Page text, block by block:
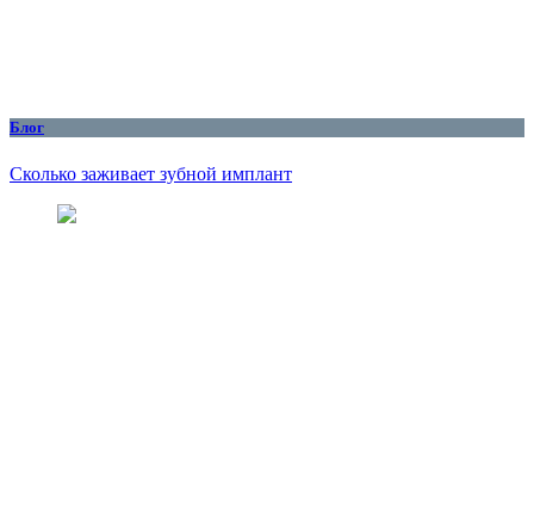
Блог
Сколько заживает зубной имплант